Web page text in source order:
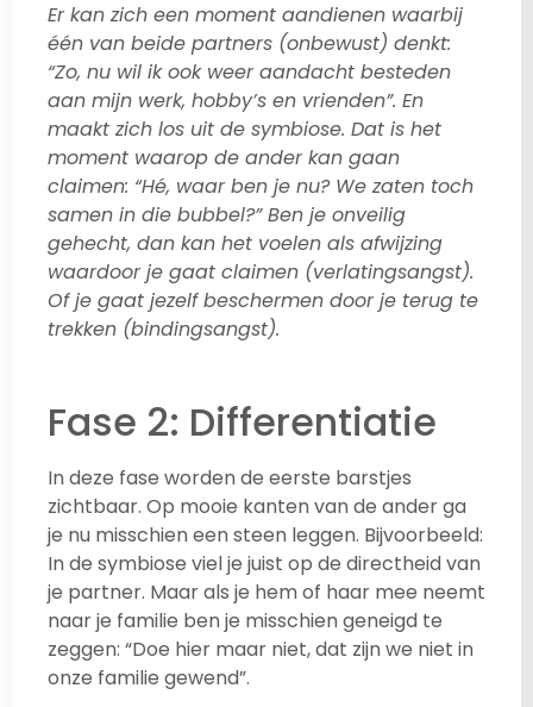
Er kan zich een moment aandienen waarbij
één van beide partners (onbewust) denkt:
“Zo, nu wil ik ook weer aandacht besteden
aan mijn werk, hobby’s en vrienden”. En
maakt zich los uit de symbiose. Dat is het
moment waarop de ander kan gaan
claimen: “Hé, waar ben je nu? We zaten toch
samen in die bubbel?” Ben je onveilig
gehecht, dan kan het voelen als afwijzing
waardoor je gaat claimen (verlatingsangst).
Of je gaat jezelf beschermen door je terug te
trekken (bindingsangst).
Fase 2: Differentiatie
In deze fase worden de eerste barstjes
zichtbaar. Op mooie kanten van de ander ga
je nu misschien een steen leggen. Bijvoorbeeld:
In de symbiose viel je juist op de directheid van
je partner. Maar als je hem of haar mee neemt
naar je familie ben je misschien geneigd te
zeggen: “Doe hier maar niet, dat zijn we niet in
onze familie gewend”.